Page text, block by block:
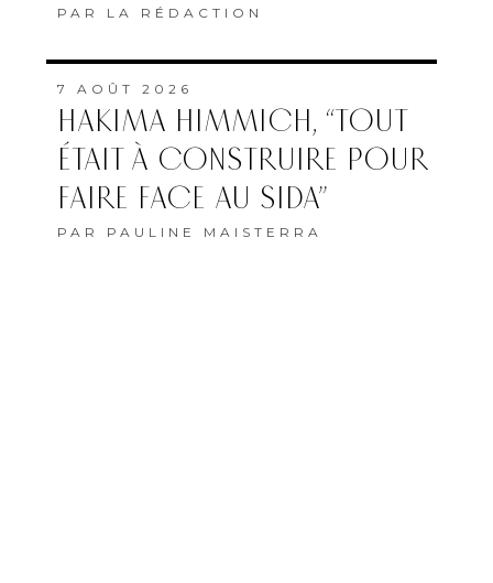
PAR LA RÉDACTION
7 AOÛT 2026
HAKIMA HIMMICH, “TOUT
ÉTAIT À CONSTRUIRE POUR
FAIRE FACE AU SIDA”
PAR PAULINE MAISTERRA